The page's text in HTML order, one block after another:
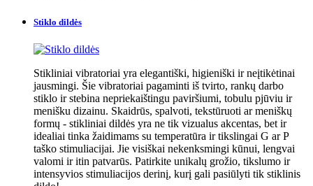
Stiklo dildės
Stikliniai vibratoriai yra elegantiški, higieniški ir neįtikėtinai
jausmingi. Šie vibratoriai pagaminti iš tvirto, rankų darbo
stiklo ir stebina nepriekaištingu paviršiumi, tobulu pjūviu ir
menišku dizainu. Skaidrūs, spalvoti, tekstūruoti ar meniškų
formų - stikliniai dildės yra ne tik vizualus akcentas, bet ir
idealiai tinka žaidimams su temperatūra ir tikslingai G ar P
taško stimuliacijai. Jie visiškai nekenksmingi kūnui, lengvai
valomi ir itin patvarūs. Patirkite unikalų grožio, tikslumo ir
intensyvios stimuliacijos derinį, kurį gali pasiūlyti tik stiklinis